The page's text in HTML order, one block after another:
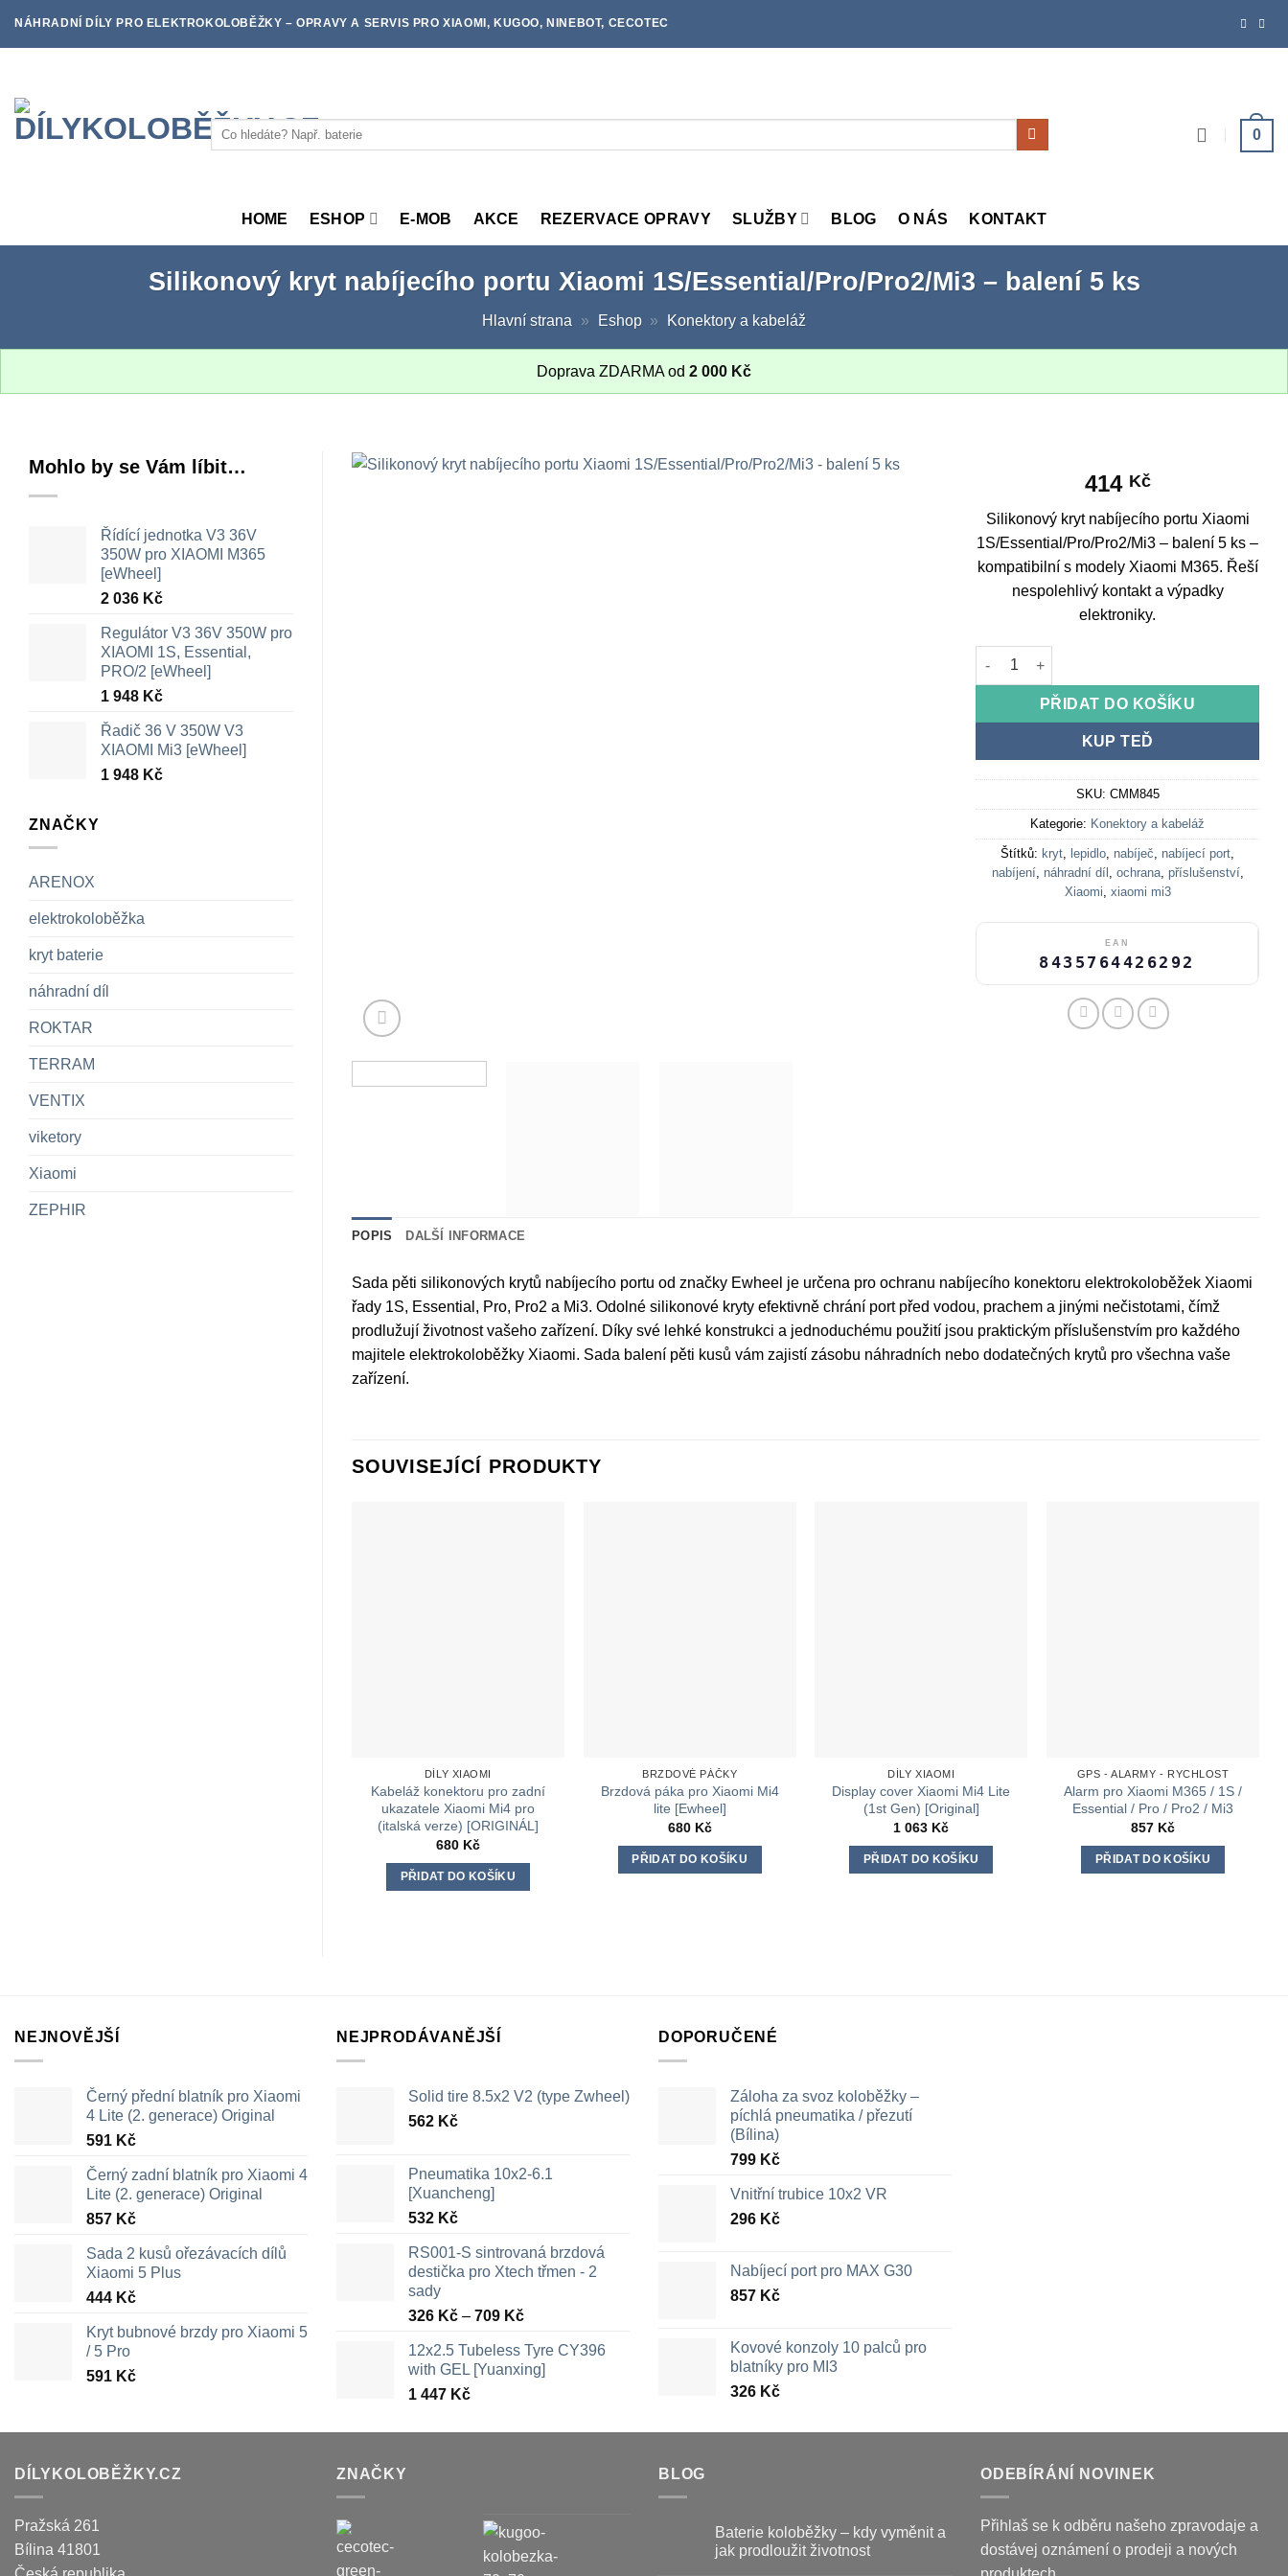
NÁHRADNÍ DÍLY PRO ELEKTROKOLOBĚŽKY – OPRAVY A SERVIS PRO XIAOMI, KUGOO, NINEBOT, CECOTEC
Hledat: 0
HOME ESHOP E-MOB AKCE REZERVACE OPRAVY SLUŽBY BLOG O NÁS KONTAKT
Silikonový kryt nabíjecího portu Xiaomi 1S/Essential/Pro/Pro2/Mi3 – balení 5 ks
Hlavní strana » Eshop » Konektory a kabeláž
Doprava ZDARMA od 2 000 Kč
Mohlo by se Vám líbit…
Řídící jednotka V3 36V
350W pro XIAOMI M365
[eWheel]
2 036 Kč
Regulátor V3 36V 350W pro
XIAOMI 1S, Essential,
PRO/2 [eWheel]
1 948 Kč
Řadič 36 V 350W V3
XIAOMI Mi3 [eWheel]
1 948 Kč
ZNAČKY
ARENOX
elektrokoloběžka
kryt baterie
náhradní díl
ROKTAR
TERRAM
VENTIX
viketory
Xiaomi
ZEPHIR
414 Kč
Silikonový kryt nabíjecího portu Xiaomi
1S/Essential/Pro/Pro2/Mi3 – balení 5 ks –
kompatibilní s modely Xiaomi M365. Řeší
nespolehlivý kontakt a výpadky
elektroniky.
Silikonový kryt nabíjecího portu Xiaomi 1S/
PŘIDAT DO KOŠÍKU
KUP TEĎ
SKU: CMM845
Kategorie: Konektory a kabeláž
Štítků: kryt, lepidlo, nabíječ, nabíjecí port,
nabíjení, náhradní díl , ochrana, příslušenství,
Xiaomi, xiaomi mi3
EAN
8435764426292
POPIS DALŠÍ INFORMACE
Sada pěti silikonových krytů nabíjecího portu od značky Ewheel je určena pro ochranu nabíjecího konektoru elektrokoloběžek Xiaomi
řady 1S, Essential, Pro, Pro2 a Mi3. Odolné silikonové kryty efektivně chrání port před vodou, prachem a jinými nečistotami, čímž
prodlužují životnost vašeho zařízení. Díky své lehké konstrukci a jednoduchému použití jsou praktickým příslušenstvím pro každého
majitele elektrokoloběžky Xiaomi. Sada balení pěti kusů vám zajistí zásobu náhradních nebo dodatečných krytů pro všechna vaše
zařízení.
SOUVISEJÍCÍ PRODUKTY
DÍLY XIAOMI
Kabeláž konektoru pro zadní
ukazatele Xiaomi Mi4 pro
(italská verze) [ORIGINÁL]
680 Kč
PŘIDAT DO KOŠÍKU
BRZDOVÉ PÁČKY
Brzdová páka pro Xiaomi Mi4
lite [Ewheel]
680 Kč
PŘIDAT DO KOŠÍKU
DÍLY XIAOMI
Display cover Xiaomi Mi4 Lite
(1st Gen) [Original]
1 063 Kč
PŘIDAT DO KOŠÍKU
GPS - ALARMY - RYCHLOST
Alarm pro Xiaomi M365 / 1S /
Essential / Pro / Pro2 / Mi3
857 Kč
PŘIDAT DO KOŠÍKU
NEJNOVĚJŠÍ
Černý přední blatník pro Xiaomi
4 Lite (2. generace) Original
591 Kč
Černý zadní blatník pro Xiaomi 4
Lite (2. generace) Original
857 Kč
Sada 2 kusů ořezávacích dílů
Xiaomi 5 Plus
444 Kč
Kryt bubnové brzdy pro Xiaomi 5
/ 5 Pro
591 Kč
NEJPRODÁVANĚJŠÍ
Solid tire 8.5x2 V2 (type Zwheel)
562 Kč
Pneumatika 10x2-6.1
[Xuancheng]
532 Kč
RS001-S sintrovaná brzdová
destička pro Xtech třmen - 2
sady
326 Kč – 709 KčRozpětí
326 Kč
až
12x2.5 Tubeless Tyre CY396
with GEL [Yuanxing]
1 447 Kč
DOPORUČENÉ
Záloha za svoz koloběžky –
píchlá pneumatika / přezutí
(Bílina)
799 Kč
Vnitřní trubice 10x2 VR
296 Kč
Nabíjecí port pro MAX G30
857 Kč
Kovové konzoly 10 palců pro
blatníky pro MI3
326 Kč
DÍLYKOLOBĚŽKY.CZ
Pražská 261
Bílina 41801
ZNAČKY BLOG
Baterie koloběžky – kdy vyměnit a
jak prodloužit životnost
ODEBÍRÁNÍ NOVINEK
Přihlaš se k odběru našeho zpravodaje a
dostávej oznámení o prodeji a nových